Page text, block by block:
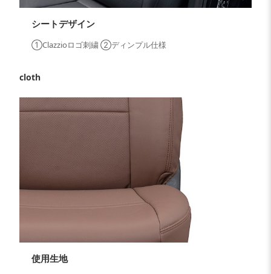
シートデザイン
①Clazzioロゴ刺繍 ②ディンプル仕様
cloth
使用生地